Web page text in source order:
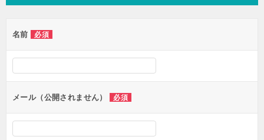
ー
シ
ョ
ン
名前 必須
メール（公開されません） 必須